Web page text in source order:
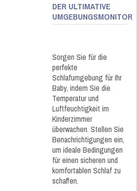
DER ULTIMATIVE
UMGEBUNGSMONITOR
Sorgen Sie für die
perfekte
Schlafumgebung für Ihr
Baby, indem Sie die
Temperatur und
Luftfeuchtigkeit im
Kinderzimmer
überwachen. Stellen Sie
Benachrichtigungen ein,
um ideale Bedingungen
für einen sicheren und
komfortablen Schlaf zu
schaffen.